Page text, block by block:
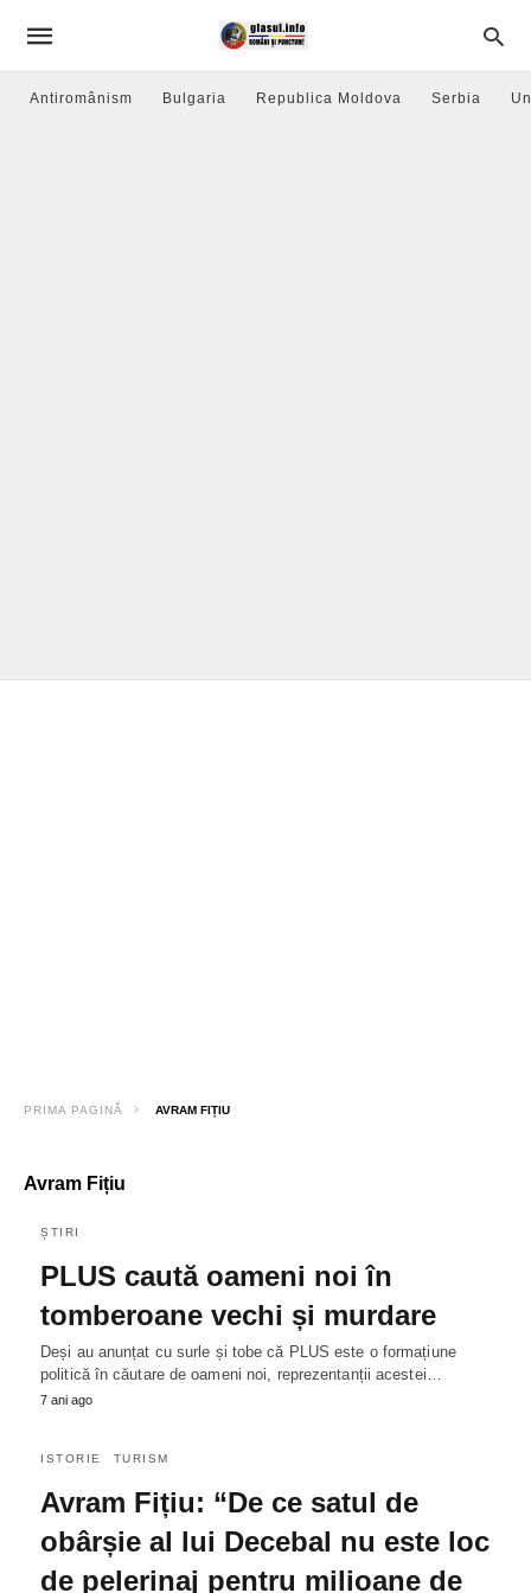
Antiromânism Bulgaria Republica Moldova Serbia
PRIMA PAGINĂ AVRAM FIȚIU
Avram Fițiu
ȘTIRI
PLUS caută oameni noi în
tomberoane vechi și murdare
Deși au anunțat cu surle și tobe că PLUS este o formațiune
politică în căutare de oameni noi, reprezentanții acestei…
7 ani ago
ISTORIE TURISM
Avram Fițiu: “De ce satul de
obârșie al lui Decebal nu este loc
de pelerinaj pentru milioane de